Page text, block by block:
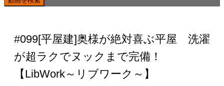
#099[平屋建]奥様が絶対喜ぶ平屋 洗濯
が超ラクでヌックまで完備！
【LibWork～リブワーク～】